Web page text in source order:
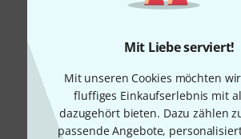
Mit Liebe serviert!
Mit unseren Cookies möchten
fluffiges Einkaufserlebnis mit
dazugehört bieten. Dazu zählen
passende Angebote,